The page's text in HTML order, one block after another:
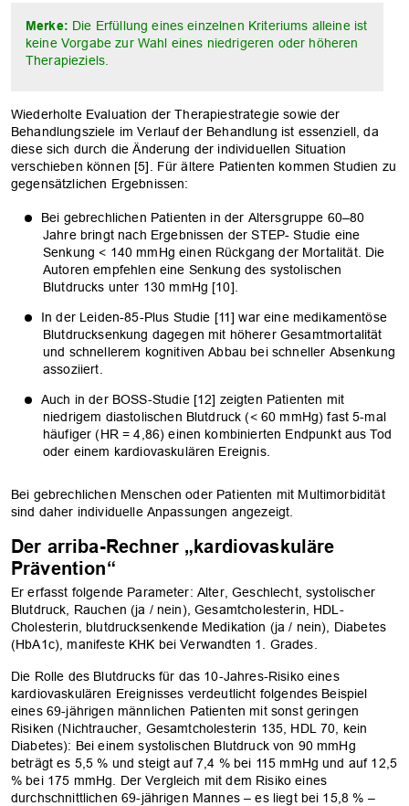
OK
Merke: Die Erfüllung eines einzelnen Kriteriums alleine ist
keine Vorgabe zur Wahl eines niedrigeren oder höheren
Therapieziels.
Wiederholte Evaluation der Therapiestrategie sowie der
Behandlungsziele im Verlauf der Behandlung ist essenziell, da
diese sich durch die Änderung der individuellen Situation
verschieben können [5]. Für ältere Patienten kommen Studien zu
gegensätzlichen Ergebnissen:
Bei gebrechlichen Patienten in der Altersgruppe 60–80
Jahre bringt nach Ergebnissen der STEP- Studie eine
Senkung < 140 mmHg einen Rückgang der Mortalität. Die
Autoren empfehlen eine Senkung des systolischen
Blutdrucks unter 130 mmHg [10].
In der Leiden-85-Plus Studie [11] war eine medikamentöse
Blutdrucksenkung dagegen mit höherer Gesamtmortalität
und schnellerem kognitiven Abbau bei schneller Absenkung
assoziiert.
Auch in der BOSS-Studie [12] zeigten Patienten mit
niedrigem diastolischen Blutdruck (< 60 mmHg) fast 5-mal
häufiger (HR = 4,86) einen kombinierten Endpunkt aus Tod
oder einem kardiovaskulären Ereignis.
Bei gebrechlichen Menschen oder Patienten mit Multimorbidität
sind daher individuelle Anpassungen angezeigt.
Der arriba-Rechner „kardiovaskuläre
Prävention“
Er erfasst folgende Parameter: Alter, Geschlecht, systolischer
Blutdruck, Rauchen (ja / nein), Gesamtcholesterin, HDL-
Cholesterin, blutdrucksenkende Medikation (ja / nein), Diabetes
(HbA1c), manifeste KHK bei Verwandten 1. Grades.
Die Rolle des Blutdrucks für das 10-Jahres-Risiko eines
kardiovaskulären Ereignisses verdeutlicht folgendes Beispiel
eines 69-jährigen männlichen Patienten mit sonst geringen
Risiken (Nichtraucher, Gesamtcholesterin 135, HDL 70, kein
Diabetes): Bei einem systolischen Blutdruck von 90 mmHg
beträgt es 5,5 % und steigt auf 7,4 % bei 115 mmHg und auf 12,5
% bei 175 mmHg. Der Vergleich mit dem Risiko eines
durchschnittlichen 69-jährigen Mannes – es liegt bei 15,8 % –